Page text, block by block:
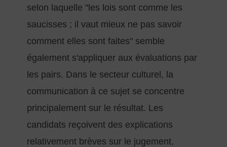
selon laquelle "les lois sont comme les
saucisses ; il vaut mieux ne pas savoir
comment elles sont faites" semble
également s'appliquer aux évaluations par
les pairs. Dans le secteur culturel, la
communication à ce sujet se concentre
principalement sur le résultat. Les
candidats reçoivent des explications
relativement brèves sur le jugement,